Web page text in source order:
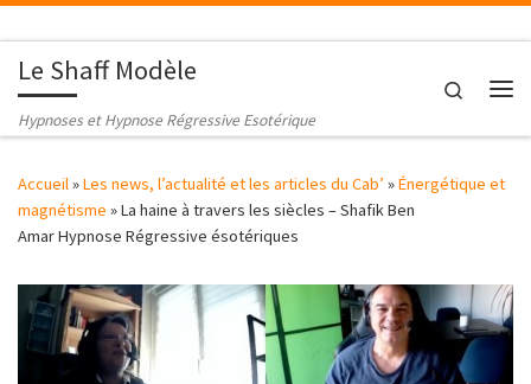
Le Shaff Modèle
Hypnoses et Hypnose Régressive Esotérique
Search
Accueil»Les news, l’actualité et les articles du Cab’ »Énergétique et
magnétisme »La haine à travers les siècles – Shafik Ben
Amar Hypnose Régressive ésotériques